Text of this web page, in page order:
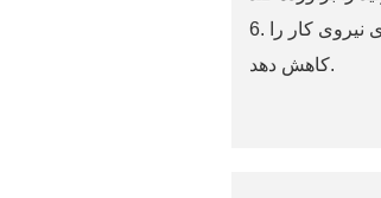
6. صرفه جویی در هزینه: می تواند عملیات دستی را کاهش دهد، کارایی را بهبود بخشد و هزینه های نیروی کار را
کاهش دهد.